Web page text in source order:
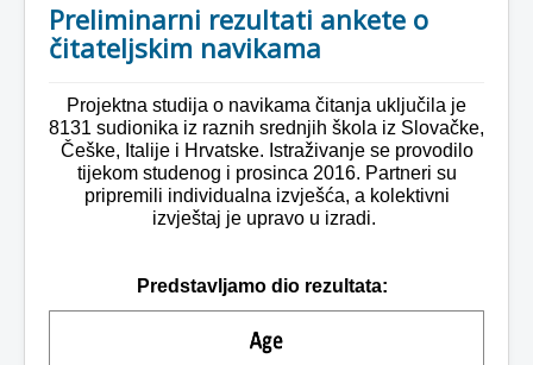
Preliminarni rezultati ankete o
čitateljskim navikama
Projektna studija o navikama čitanja uključila je
8131 sudionika iz raznih srednjih škola iz Slovačke,
Češke, Italije i Hrvatske. Istraživanje se provodilo
tijekom studenog i prosinca 2016. Partneri su
pripremili individualna izvješća, a kolektivni
izvještaj je upravo u izradi.
Predstavljamo dio rezultata: